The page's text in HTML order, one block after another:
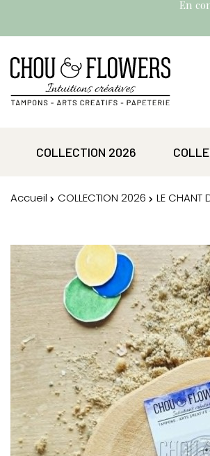
En
COLLECTION 2026
Accueil COLLECTION 2026 LE CHANT